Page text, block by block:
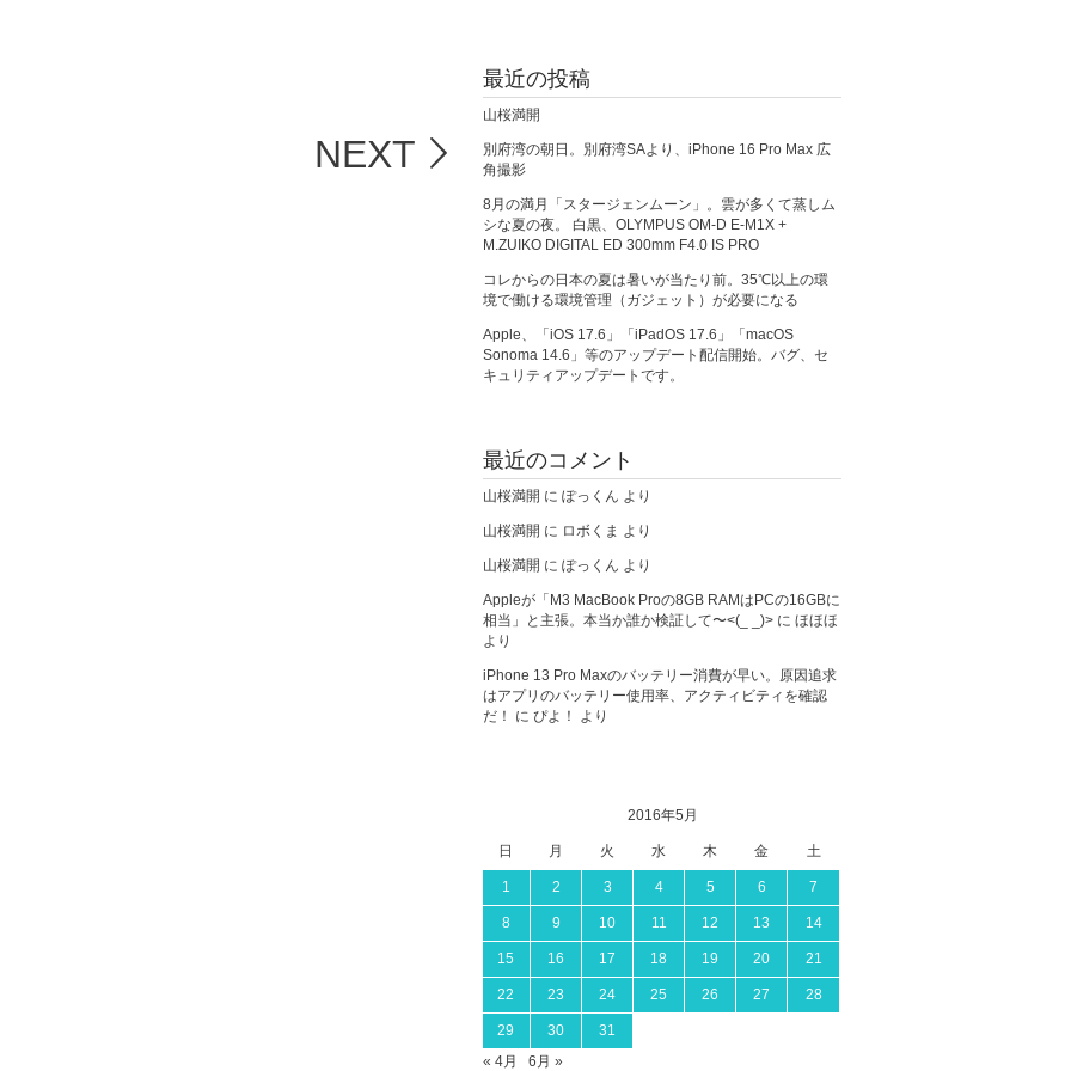
NEXT
最近の投稿
山桜満開
別府湾の朝日。別府湾SAより、iPhone 16 Pro Max 広
角撮影
8月の満月「スタージェンムーン」。雲が多くて蒸しム
シな夏の夜。 白黒、OLYMPUS OM-D E-M1X +
M.ZUIKO DIGITAL ED 300mm F4.0 IS PRO
コレからの日本の夏は暑いが当たり前。35℃以上の環
境で働ける環境管理（ガジェット）が必要になる
Apple、「iOS 17.6」「iPadOS 17.6」「macOS
Sonoma 14.6」等のアップデート配信開始。バグ、セ
キュリティアップデートです。
最近のコメント
山桜満開 に ぽっくん より
山桜満開 に ロボくま より
山桜満開 に ぽっくん より
Appleが「M3 MacBook Proの8GB RAMはPCの16GBに
相当」と主張。本当か誰か検証して〜<(_ _)> に ほほほ
より
iPhone 13 Pro Maxのバッテリー消費が早い。原因追求
はアプリのバッテリー使用率、アクティビティを確認
だ！
に ぴよ！ より
2016年5月
日 月 火 水 木 金 土
1 2 3 4 5 6 7
8 9 10 11 12 13 14
15 16 17 18 19 20 21
22 23 24 25 26 27 28
29 30
31
« 4月
6月 »